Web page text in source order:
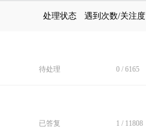
处理状态 遇到次数/关注度
待处理 0 / 6165
已答复 1 / 11808